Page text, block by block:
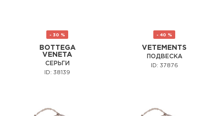
- 30 %
BOTTEGA
VENETA
СЕРЬГИ
ID: 38139
- 40 %
VETEMENTS
ПОДВЕСКА
ID: 37876